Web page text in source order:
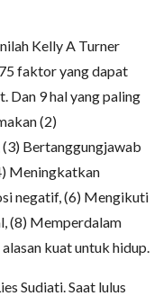
Kelly A Turner
faktor yang dapat
Dan 9 hal yang paling
(2)
Bertanggungjawab
Meningkatkan
negatif, (6) Mengikuti
(8) Memperdalam
kuat untuk hidup.
Sudiati. Saat lulus